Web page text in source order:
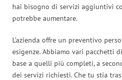
hai bisogno di servizi aggiuntivi
potrebbe aumentare.
L’azienda offre un preventivo
esigenze. Abbiamo vari pacchetti
base a quelli più completi, a
dei servizi richiesti. Che tu stia